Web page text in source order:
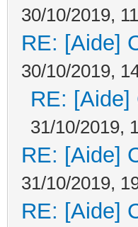
30/10/2019,
RE: [Aide]
30/10/2019,
RE: [Aide]
31/10/2019,
RE: [Aide]
31/10/2019,
RE: [Aide]